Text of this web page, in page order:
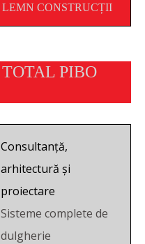
LEMN CONSTRUCȚII
TOTAL PIBO
Consultanță,
arhitectură și
proiectare
Sisteme complete de
dulgherie